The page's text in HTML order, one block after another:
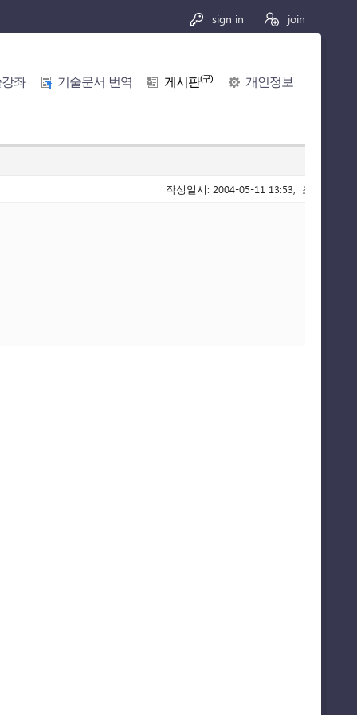
sign in join
좌 기술문서 번역 게시판(구) 개인정보
작성일시: 2004-05-11 13:53, 조회수: 883